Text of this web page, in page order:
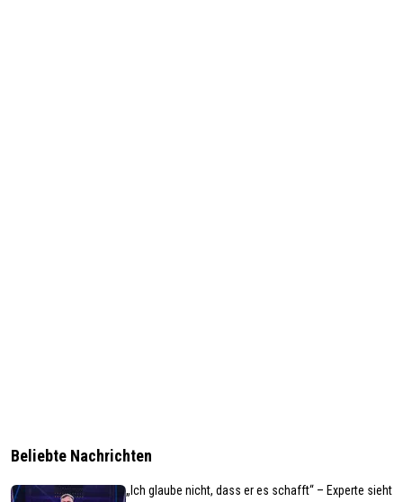
Beliebte Nachrichten
„Ich glaube nicht, dass er es schafft“ – Experte sieht